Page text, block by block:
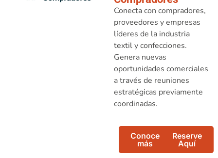
Conecta con compradores,
proveedores y empresas
líderes de la industria
textil y confecciones.
Genera nuevas
oportunidades comerciales
a través de reuniones
estratégicas previamente
coordinadas.
Conoce
más
Reserve
Aquí